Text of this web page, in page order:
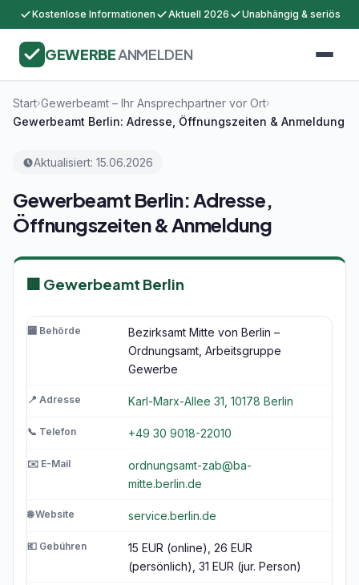
Kostenlose Informationen Aktuell 2026 Unabhängig & seriös
GEWERBEANMELDEN
Start›Gewerbeamt – Ihr Ansprechpartner vor Ort›
Gewerbeamt Berlin: Adresse, Öffnungszeiten & Anmeldung
Aktualisiert: 15.06.2026
Gewerbeamt Berlin: Adresse,
Öffnungszeiten & Anmeldung
🏢 Gewerbeamt Berlin
🏧 Behörde
Bezirksamt Mitte von Berlin –
Ordnungsamt, Arbeitsgruppe
Gewerbe
📍 Adresse Karl-Marx-Allee 31, 10178 Berlin
📞 Telefon +49 30 9018-22010
✉️ E-Mail
ordnungsamt-zab@ba-
mitte.berlin.de
🌐 Website service.berlin.de
💶 Gebühren
15 EUR (online), 26 EUR
(persönlich), 31 EUR (jur. Person)